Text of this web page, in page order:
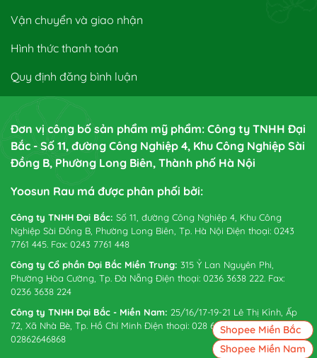
Vận chuyển và giao nhận
Hình thức thanh toán
Quy định đăng bình luận
Đơn vị công bố sản phẩm mỹ phẩm: Công ty TNHH Đại
Bắc - Số 11, đường Công Nghiệp 4, Khu Công Nghiệp Sài
Đồng B, Phường Long Biên, Thành phố Hà Nội
Yoosun Rau má được phân phối bởi:
Công ty TNHH Đại Bắc: Số 11, đường Công Nghiệp 4, Khu Công
Nghiệp Sài Đồng B, Phường Long Biên, Tp. Hà Nội Điện thoại: 0243
7761 445. Fax: 0243 7761 448
Công ty Cổ phần Đại Bắc Miền Trung: 315 Ỷ Lan Nguyên Phi,
Phường Hòa Cường, Tp. Đà Nẵng Điện thoại: 0236 3638 222. Fax:
0236 3638 224
Công ty TNHH Đại Bắc - Miền Nam: 25/16/17-19-21 Lê Thị Kỉnh, Ấp
72, Xã Nhà Bè, Tp. Hồ Chí Minh Điện thoại: 028 6265 0738. Fax:
02862646868
Shopee Miền Bắc
Shopee Miền Nam